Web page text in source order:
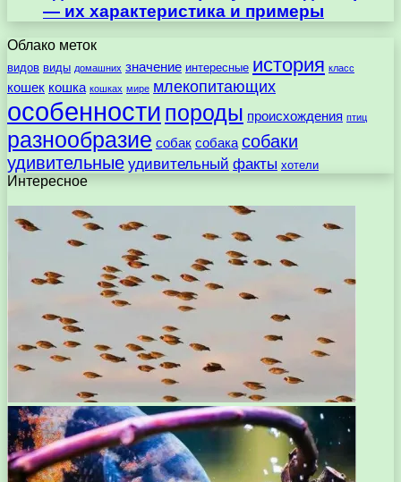
— их характеристика и примеры
Облако меток
видов виды домашних значение интересные история класс
кошек кошка кошках мире млекопитающих
особенности породы происхождения птиц
разнообразие собак собака собаки
удивительные удивительный факты хотели
Интересное